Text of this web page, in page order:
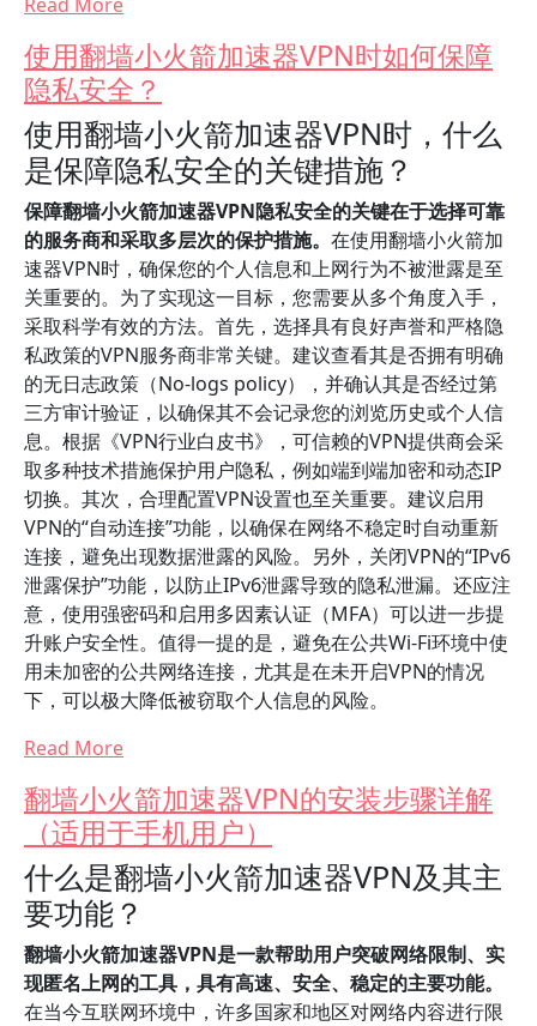
使用翻墙小火箭加速器VPN时如何保障
隐私安全？
使用翻墙小火箭加速器VPN时，什么
是保障隐私安全的关键措施？
保障翻墙小火箭加速器VPN隐私安全的关键在于选择可靠
的服务商和采取多层次的保护措施。 在使用翻墙小火箭加
速器VPN时，确保您的个人信息和上网行为不被泄露是至
关重要的。为了实现这一目标，您需要从多个角度入手，
采取科学有效的方法。首先，选择具有良好声誉和严格隐
私政策的VPN服务商非常关键。建议查看其是否拥有明确
的无日志政策（No-logs policy），并确认其是否经过第
三方审计验证，以确保其不会记录您的浏览历史或个人信
息。根据《VPN行业白皮书》，可信赖的VPN提供商会采
取多种技术措施保护用户隐私，例如端到端加密和动态IP
切换。其次，合理配置VPN设置也至关重要。建议启用
VPN的“自动连接”功能，以确保在网络不稳定时自动重新
连接，避免出现数据泄露的风险。另外，关闭VPN的“IPv6
泄露保护”功能，以防止IPv6泄露导致的隐私泄漏。还应注
意，使用强密码和启用多因素认证（MFA）可以进一步提
升账户安全性。值得一提的是，避免在公共Wi-Fi环境中使
用未加密的公共网络连接，尤其是在未开启VPN的情况
下，可以极大降低被窃取个人信息的风险。
Read More
翻墙小火箭加速器VPN的安装步骤详解
（适用于手机用户）
什么是翻墙小火箭加速器VPN及其主
要功能？
翻墙小火箭加速器VPN是一款帮助用户突破网络限制、实
现匿名上网的工具，具有高速、安全、稳定的主要功能。
在当今互联网环境中，许多国家和地区对网络内容进行限